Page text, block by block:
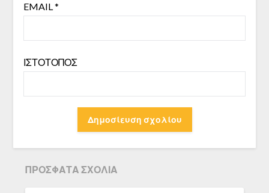
EMAIL*
ΙΣΤΌΤΟΠΟΣ
ΠΡΌΣΦΑΤΑ ΣΧΌΛΙΑ